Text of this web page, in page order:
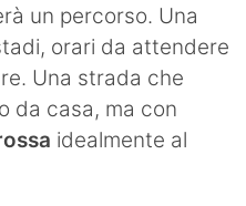
un percorso. Una
orari da attendere
Una strada che
da casa, ma con
idealmente al